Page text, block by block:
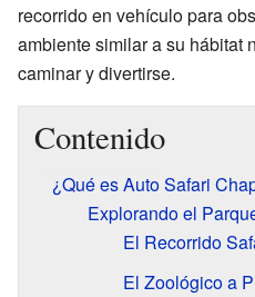
recorrido en vehículo para
ambiente similar a su hábitat
caminar y divertirse.
Contenido
¿Qué es Auto Safari
Explorando el
El Recorrido
El Zoológico a